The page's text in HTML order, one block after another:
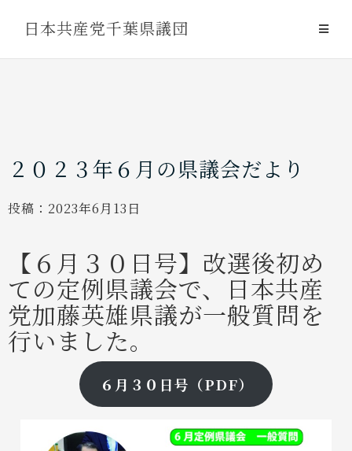
日本共産党千葉県議団
２０２３年６月の県議会だより
投稿： 2023年6月13日
【６月３０日号】改選後初め
ての定例県議会で、日本共産
党加藤英雄県議が一般質問を
行いました。
６月３０日号（PDF）